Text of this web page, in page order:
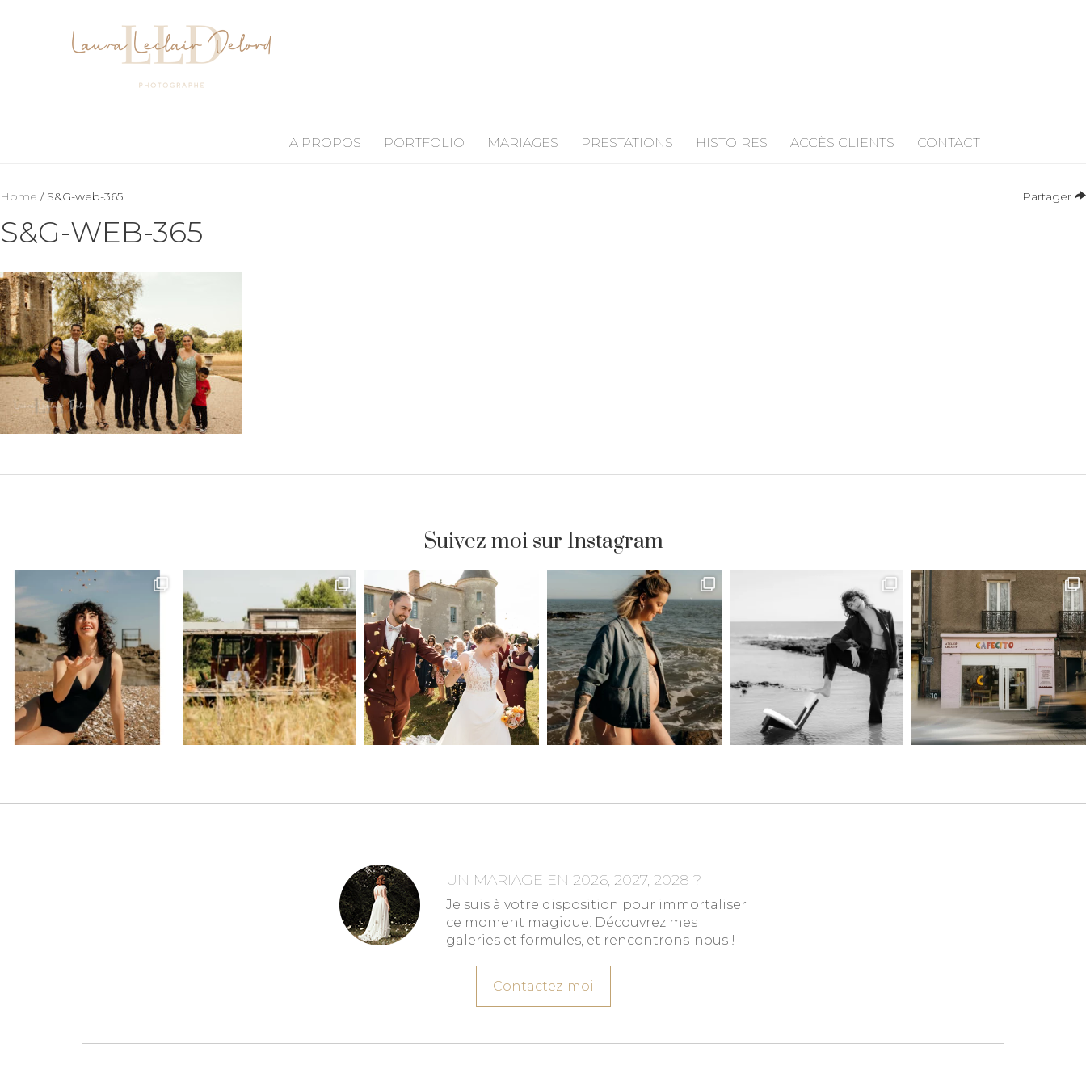
A PROPOS PORTFOLIO MARIAGES PRESTATIONS HISTOIRES ACCÈS CLIENTS CONTACT
Partager
Home / S&G-web-365
S&G-WEB-365
Suivez moi sur Instagram
UN MARIAGE EN 2026, 2027, 2028 ?
Je suis à votre disposition pour immortaliser
ce moment magique. Découvrez mes
galeries et formules, et rencontrons-nous !
Contactez-moi